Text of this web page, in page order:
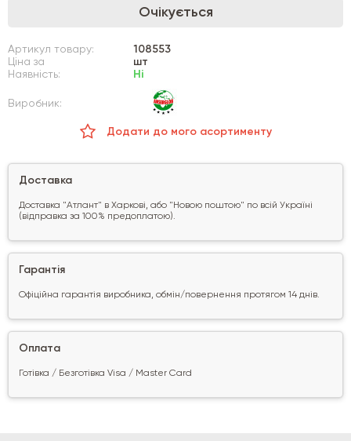
Очікується
Артикул товару:
108553
Ціна за
шт
Наявність:
Ні
Виробник:
Додати до мого асортименту
Доставка
Доставка "Атлант" в Харкові, або "Новою поштою" по всій Україні
(відправка за 100% предоплатою).
Гарантія
Офіційна гарантія виробника, обмін/повернення протягом 14 днів.
Оплата
Готівка / Безготівка Visa / Master Card